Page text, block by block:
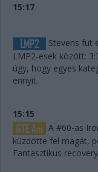
15:17
Stevens fut
LMP2-esek között:
úgy, hogy egyes
ennyit.
15:15
A #60-as
küzdötte fel magát,
Fantasztikus